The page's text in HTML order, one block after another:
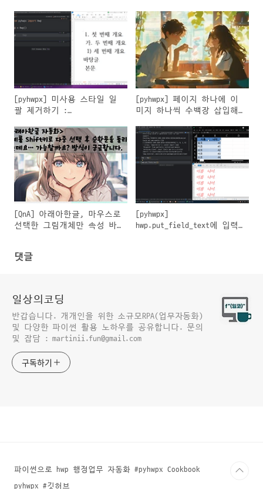
[pyhwpx] 미사용 스타일 일
괄 제거하기 :
[pyhwpx] 페이지 하나에 이
미지 하나씩 수백장 삽입해
[QnA] 아래아한글, 마우스로
선택한 그림개체만 속성 바
[pyhwpx]
hwp.put_field_text에 입력
댓글
일상의코딩
반갑습니다. 개개인을 위한 소규모RPA(업무자동화)
및 다양한 파이썬 활용 노하우를 공유합니다. 문의
및 잡담 : martinii.fun@gmail.com
구독하기
파이썬으로 hwp 행정업무 자동화 #pyhwpx Cookbook
pyhwpx #깃허브